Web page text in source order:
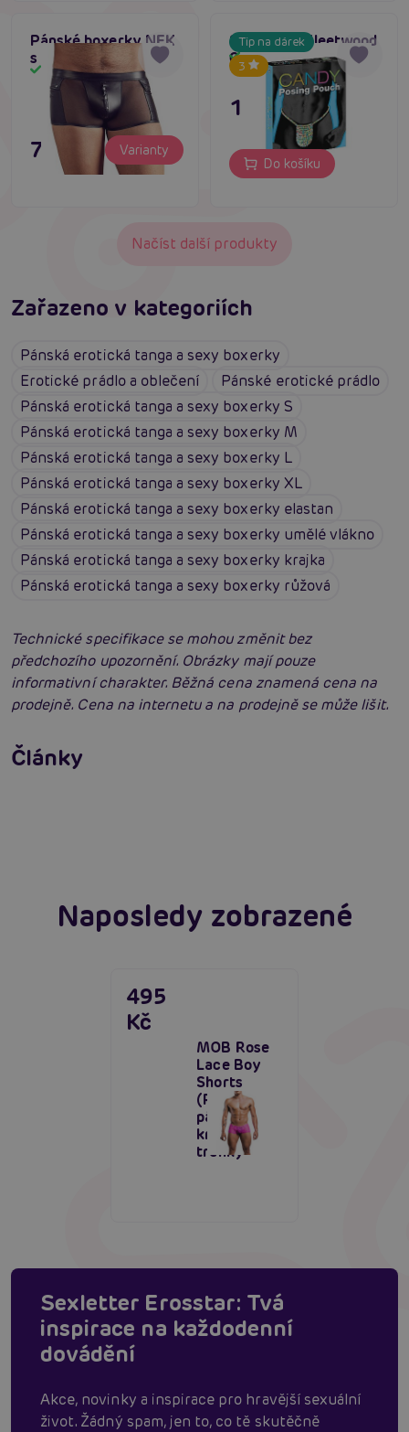
Pánské boxerky NEK
s kapsami černé
Skladem
795 Kč Varianty
Tip na dárek
3
Spencer & Fleetwood
Candy posing pouch
Skladem
179 Kč
Do košíku
Načíst další produkty
Zařazeno v kategoriích
Pánská erotická tanga a sexy boxerky
Erotické prádlo a oblečení
Pánské erotické prádlo
Pánská erotická tanga a sexy boxerky S
Pánská erotická tanga a sexy boxerky M
Pánská erotická tanga a sexy boxerky L
Pánská erotická tanga a sexy boxerky XL
Pánská erotická tanga a sexy boxerky elastan
Pánská erotická tanga a sexy boxerky umělé vlákno
Pánská erotická tanga a sexy boxerky krajka
Pánská erotická tanga a sexy boxerky růžová
Technické specifikace se mohou změnit bez
předchozího upozornění. Obrázky mají pouze
informativní charakter. Běžná cena znamená cena na
prodejně. Cena na internetu a na prodejně se může lišit.
Články
neodolatelně sexy
Číst více
Erotická inteligence: Příručka Sexiomů
Naposledy zobrazené
MOB Rose
Lace Boy
Shorts
(Pink),
pánské
krajkové
trenky
495
Kč
Sexletter Erosstar: Tvá
inspirace na každodenní
dovádění
Akce, novinky a inspirace pro hravější sexuální
život. Žádný spam, jen to, co tě skutěčně